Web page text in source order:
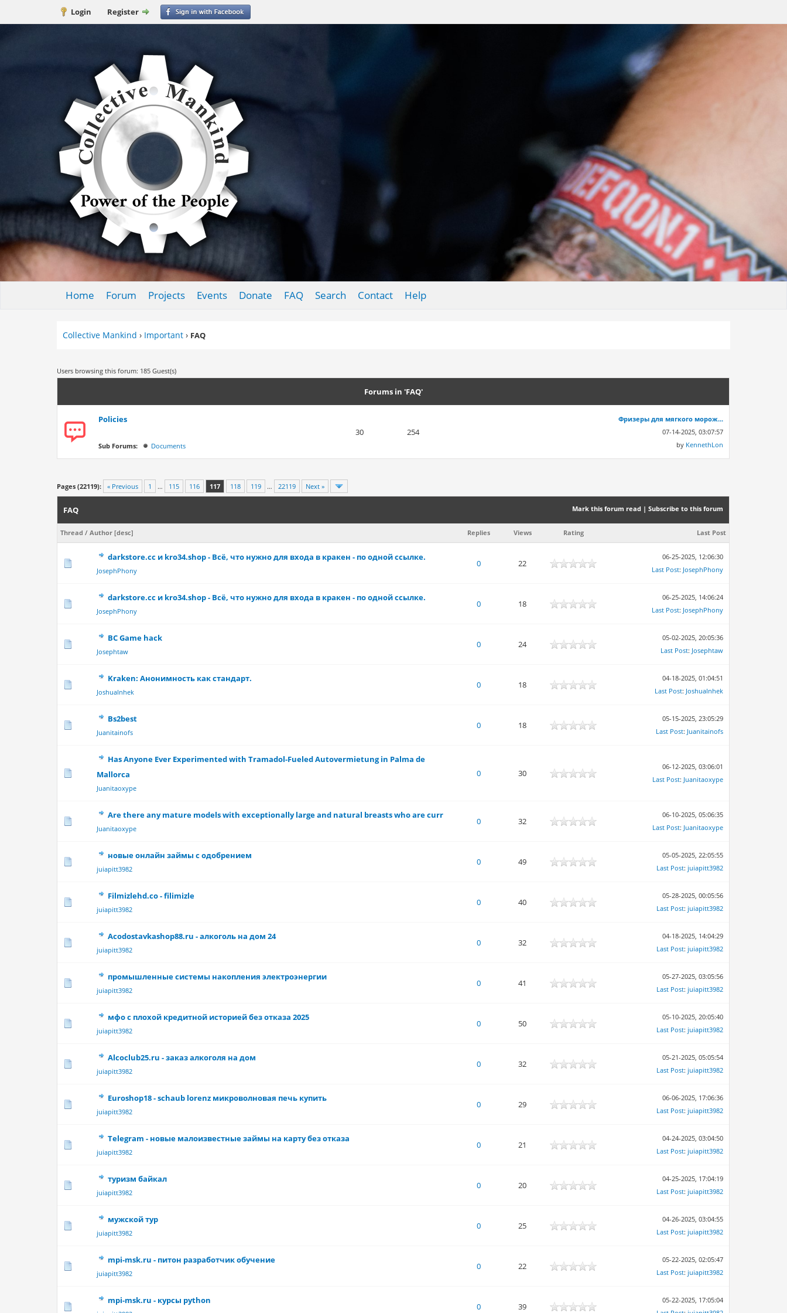
Login Register
Home Forum Projects Events Donate FAQ Search Contact Help
Collective Mankind › Important › FAQ
Users browsing this forum: 185 Guest(s)
Forums in 'FAQ'
Policies
Sub Forums: Documents
30 254
Фризеры для мягкого морож...
07-14-2025, 03:07:57
by KennethLon
Pages (22119): « Previous 1 … 115 116 117 118 119 … 22119 Next »
Mark this forum read |Subscribe to this forum
FAQ
Thread /Author [desc] Replies Views Rating Last Post
darkstore.cc и kro34.shop - Всё, что нужно для входа в кракен - по одной ссылке.
JosephPhony
0 22
0 Vote(s) - 0 out of 5 in Average
123 45
06-25-2025, 12:06:30
Last Post: JosephPhony
darkstore.cc и kro34.shop - Всё, что нужно для входа в кракен - по одной ссылке.
JosephPhony
0 18
0 Vote(s) - 0 out of 5 in Average
123 45
06-25-2025, 14:06:24
Last Post: JosephPhony
BC Game hack
Josephtaw
0 24
05-02-2025, 20:05:36
Last Post: Josephtaw
Kraken: Анонимность как стандарт.
JoshuaInhek
0 18
0 Vote(s) - 0 out of 5 in Average
04-18-2025, 01:04:51
Last Post: JoshuaInhek
Bs2best
Juanitainofs
0 18
05-15-2025, 23:05:29
Last Post: Juanitainofs
Has Anyone Ever Experimented with Tramadol-Fueled Autovermietung in Palma de
Mallorca
Juanitaoxype
0 30
06-12-2025, 03:06:01
Last Post: Juanitaoxype
Are there any mature models with exceptionally large and natural breasts who are curr
Juanitaoxype
0 32
0 Vote(s) - 0 out of 5 in Average
12345
06-10-2025, 05:06:35
Last Post: Juanitaoxype
новые онлайн займы с одобрением
juiapitt3982
0 49
0 Vote(s) - 0 out of 5 in Average
05-05-2025, 22:05:55
Last Post: juiapitt3982
Filmizlehd.co - filimizle
juiapitt3982
0 40
05-28-2025, 00:05:56
Last Post: juiapitt3982
Acodostavkashop88.ru - алкоголь на дом 24
juiapitt3982
0 32
0 Vote(s) - 0 out of 5 in Average
123 4
04-18-2025, 14:04:29
Last Post: juiapitt3982
промышленные системы накопления электроэнергии
juiapitt3982
0 41
0 Vote(s) - 0 out of 5 in Average
12345
05-27-2025, 03:05:56
Last Post: juiapitt3982
мфо с плохой кредитной историей без отказа 2025
juiapitt3982
0 50
0 Vote(s) - 0 out of 5 in Average
1 23 45
05-10-2025, 20:05:40
Last Post: juiapitt3982
Alcoclub25.ru - заказ алкоголя на дом
juiapitt3982
0 32
0 Vote(s) - 0 out of 5 in Average
05-21-2025, 05:05:54
Last Post: juiapitt3982
Euroshop18 - schaub lorenz микроволновая печь купить
juiapitt3982
0 29
0 Vote(s) - 0 out of 5 in Average
1234 5
06-06-2025, 17:06:36
Last Post: juiapitt3982
Telegram - новые малоизвестные займы на карту без отказа
juiapitt3982
0 21
0 Vote(s) - 0 out of 5 in Average
12345
04-24-2025, 03:04:50
Last Post: juiapitt3982
туризм байкал
juiapitt3982
0 20
04-25-2025, 17:04:19
Last Post: juiapitt3982
мужской тур
juiapitt3982
0 25
04-26-2025, 03:04:55
Last Post: juiapitt3982
mpi-msk.ru - питон разработчик обучение
juiapitt3982
0 22
0 Vote(s) - 0 out of 5 in Average
1234
05-22-2025, 02:05:47
Last Post: juiapitt3982
mpi-msk.ru - курсы python
0 39
0 Vote(s) - 0 out of 5 in Average
05-22-2025, 17:05:04